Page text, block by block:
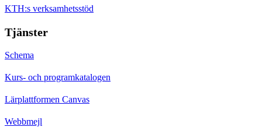
KTH:s verksamhetsstöd
Tjänster
Schema
Kurs- och programkatalogen
Lärplattformen Canvas
Webbmejl